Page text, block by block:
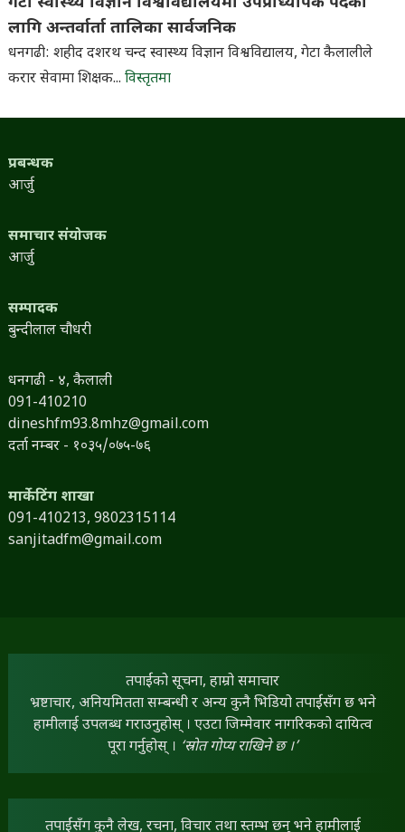
लागि अन्तर्वार्ता तालिका सार्वजनिक
धनगढी: शहीद दशरथ चन्द स्वास्थ्य विज्ञान विश्वविद्यालय, गेटा कैलालीले
करार सेवामा शिक्षक... विस्तृतमा
प्रबन्धक
आर्जु
समाचार संयोजक
आर्जु
सम्पादक
बुन्दीलाल चौधरी
धनगढी - ४, कैलाली
091-410210
dineshfm93.8mhz@gmail.com
दर्ता नम्बर - १०३५/०७५-७६
मार्केटिंग शाखा
091-410213, 9802315114
sanjitadfm@gmail.com
तपाईंको सूचना, हाम्रो समाचार
भ्रष्टाचार, अनियमितता सम्बन्धी र अन्य कुनै भिडियो तपाईंसँग छ भने
हामीलाई उपलब्ध गराउनुहोस् । एउटा जिम्मेवार नागरिकको दायित्व
पूरा गर्नुहोस् । ‘स्रोत गोप्य राखिने छ ।’
तपाईंसँग कुनै लेख, रचना, विचार तथा स्तम्भ छन् भने हामीलाई